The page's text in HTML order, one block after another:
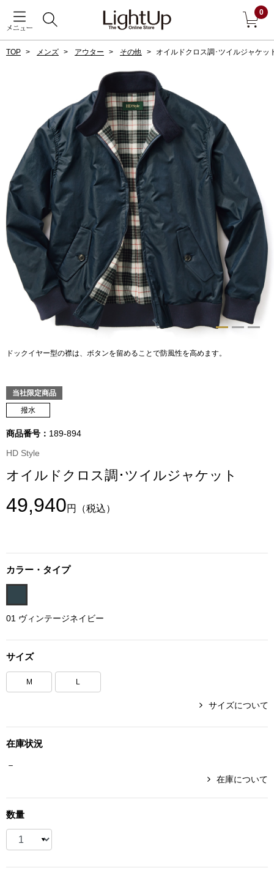
メニュー
0
すべて見る
ダーウェア
ン雑貨
BOGARD 最新号はこちら
ランド
戻る
ジャケット
コート
ブルゾン
その他
トップス
Tシャツ／カッ
ベスト
ルームウェア
TOP メンズ アウター その他 オイルドクロス調･ツイルジャケッ
ドックイヤー型の襟は、ボタンを留めることで防風性を高めます。
当社限定商品
撥水
商品番号： 189-894
HD Style
オイルドクロス調･ツイルジャケット
49,940円 （税込）
カラー・タイプ
01 ヴィンテージネイビー
サイズ
M L
サイズについて
在庫状況
－
在庫について
数量